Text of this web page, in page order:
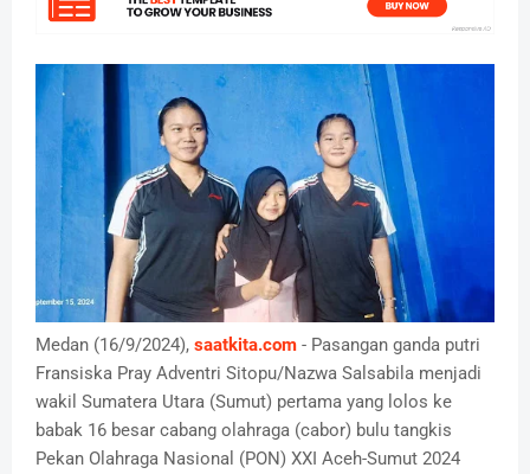
Medan (16/9/2024), saatkita.com - Pasangan ganda putri
Fransiska Pray Adventri Sitopu/Nazwa Salsabila menjadi
wakil Sumatera Utara (Sumut) pertama yang lolos ke
babak 16 besar cabang olahraga (cabor) bulu tangkis
Pekan Olahraga Nasional (PON) XXI Aceh-Sumut 2024